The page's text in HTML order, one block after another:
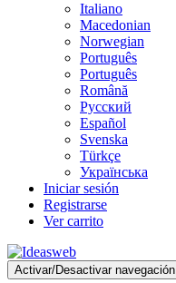
Italiano
Macedonian
Norwegian
Português
Português
Română
Русский
Español
Svenska
Türkçe
Українська
Iniciar sesión
Registrarse
Ver carrito
Activar/Desactivar navegación